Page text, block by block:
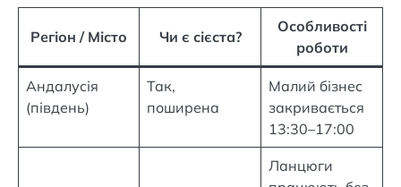
Регіон / Місто Чи є сієста?
Особливості
роботи
Андалусія
(південь)
Так,
поширена
Малий бізнес
закривається
13:30–17:00
Ланцюги